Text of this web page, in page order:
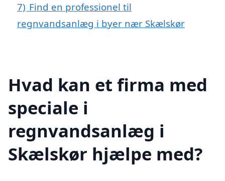
7) Find en professionel til
regnvandsanlæg i byer nær Skælskør
Hvad kan et firma med
speciale i
regnvandsanlæg i
Skælskør hjælpe med?